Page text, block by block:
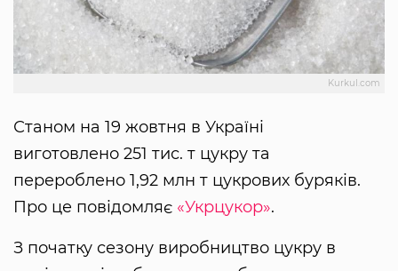
Kurkul.com
Станом на 19 жовтня в Україні
виготовлено 251 тис. т цукру та
перероблено 1,92 млн т цукрових буряків.
Про це повідомляє «Укрцукор».
З початку сезону виробництво цукру в